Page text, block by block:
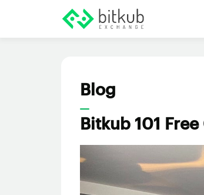
Blog
Bitkub 101